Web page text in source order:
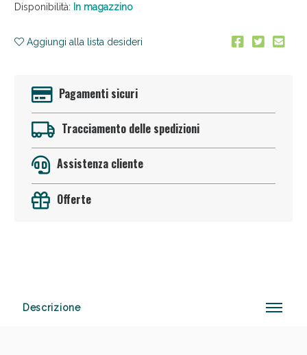
Disponibilità: In magazzino
Aggiungi alla lista desideri
Pagamenti sicuri
Tracciamento delle spedizioni
Assistenza cliente
Offerte
Descrizione
Anticellulite e Fanghi: Sconto fino al 40% valido
oggi!